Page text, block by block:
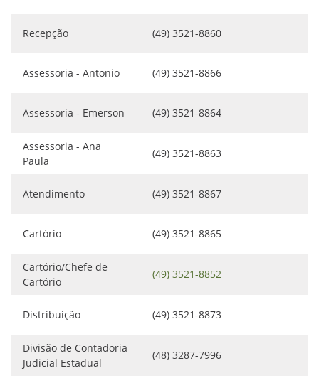
Recepção (49) 3521-8860
Assessoria - Antonio (49) 3521-8866
Assessoria - Emerson (49) 3521-8864
Assessoria - Ana
Paula
(49) 3521-8863
Atendimento (49) 3521-8867
Cartório (49) 3521-8865
Cartório/Chefe de
Cartório
(49) 3521-8852
Distribuição (49) 3521-8873
Divisão de Contadoria
Judicial Estadual
(48) 3287-7996